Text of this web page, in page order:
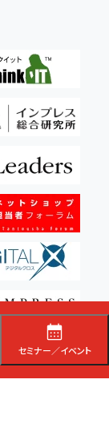
セミナー／イベント